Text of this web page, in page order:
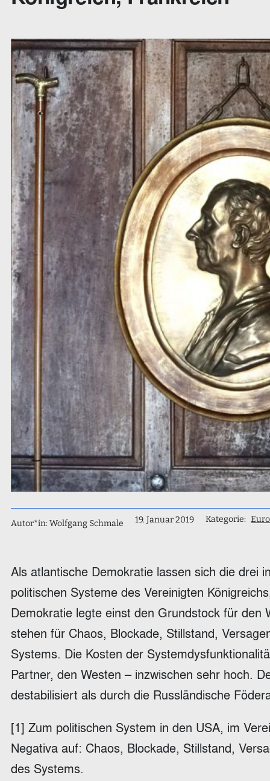
Autor*in: Wolfgang Schmale 19. Januar 2019 Kategorie:
Als atlantische Demokratie lassen sich die drei
politischen Systeme des Vereinigten
Demokratie legte einst den Grundstock für
stehen für Chaos, Blockade, Stillstand,
Systems. Die Kosten der
Partner, den Westen – inzwischen sehr hoch.
destabilisiert als durch die Russländische
[1] Zum politischen System in den USA, im
Negativa auf: Chaos, Blockade, Stillstand,
des Systems.